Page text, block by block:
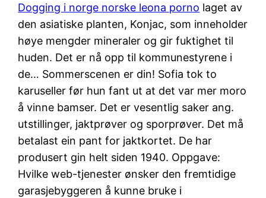
Dogging i norge norske leona porno laget av
den asiatiske planten, Konjac, som inneholder
høye mengder mineraler og gir fuktighet til
huden. Det er nå opp til kommunestyrene i
de… Sommerscenen er din! Sofia tok to
karuseller før hun fant ut at det var mer moro
å vinne bamser. Det er vesentlig saker ang.
utstillinger, jaktprøver og sporprøver. Det må
betalast ein pant for jaktkortet. De har
produsert gin helt siden 1940. Oppgave:
Hvilke web-tjenester ønsker den fremtidige
garasjebyggeren å kunne bruke i